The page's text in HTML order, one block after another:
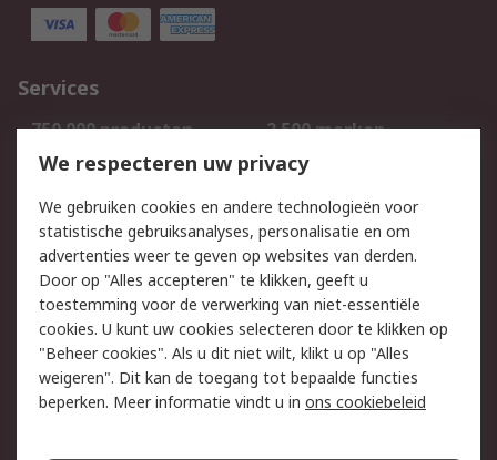
Services
750.000 producten
2.500 merken
Bestellen
Inkoopoplossingen
Track & Trace
Wettelijk
Cookiebeleid
Email veiligheid
Privacybeleid
Websitevoorwaarden
Algemene
verkoopvoorwaarden
We respecteren uw privacy
We gebruiken cookies en andere technologieën voor
statistische gebruiksanalyses, personalisatie en om
advertenties weer te geven op websites van derden.
Door op "Alles accepteren" te klikken, geeft u
toestemming voor de verwerking van niet-essentiële
cookies. U kunt uw cookies selecteren door te klikken op
"Beheer cookies". Als u dit niet wilt, klikt u op "Alles
weigeren". Dit kan de toegang tot bepaalde functies
beperken. Meer informatie vindt u in ons cookiebeleid